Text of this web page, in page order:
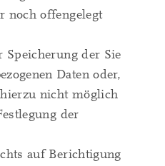
noch offengelegt
Speicherung der Sie
Daten oder,
nicht möglich
der
auf Berichtigung